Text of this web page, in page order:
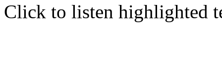
Click to listen highlighted